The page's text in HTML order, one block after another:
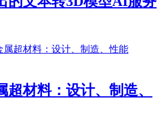
超材料：设计、制造、